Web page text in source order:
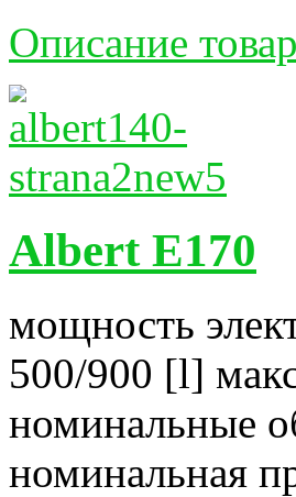
Описание
Albert E170
мощность
500/900 [l]
номинальные
номинальная